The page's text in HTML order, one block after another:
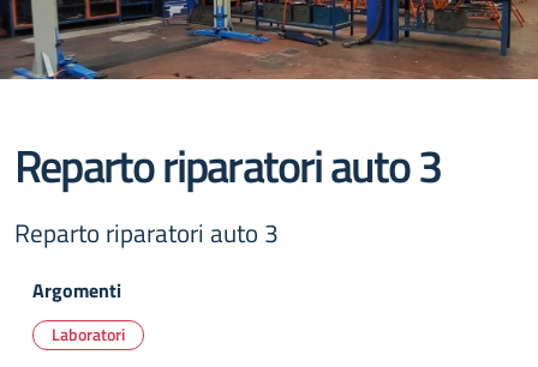
Reparto riparatori auto 3
Reparto riparatori auto 3
Argomenti
Laboratori